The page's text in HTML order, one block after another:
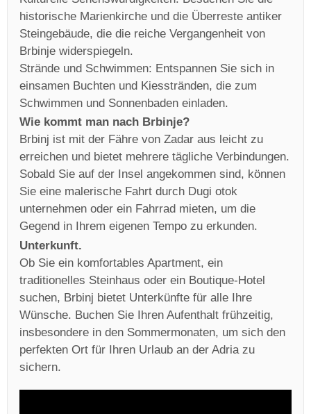
historische Marienkirche und die Überreste antiker
Steingebäude, die die reiche Vergangenheit von
Brbinje widerspiegeln.
Strände und Schwimmen: Entspannen Sie sich in
einsamen Buchten und Kiesstränden, die zum
Schwimmen und Sonnenbaden einladen.
Wie kommt man nach Brbinje?
Brbinj ist mit der Fähre von Zadar aus leicht zu
erreichen und bietet mehrere tägliche Verbindungen.
Sobald Sie auf der Insel angekommen sind, können
Sie eine malerische Fahrt durch Dugi otok
unternehmen oder ein Fahrrad mieten, um die
Gegend in Ihrem eigenen Tempo zu erkunden.
Unterkunft.
Ob Sie ein komfortables Apartment, ein
traditionelles Steinhaus oder ein Boutique-Hotel
suchen, Brbinj bietet Unterkünfte für alle Ihre
Wünsche. Buchen Sie Ihren Aufenthalt frühzeitig,
insbesondere in den Sommermonaten, um sich den
perfekten Ort für Ihren Urlaub an der Adria zu
sichern.